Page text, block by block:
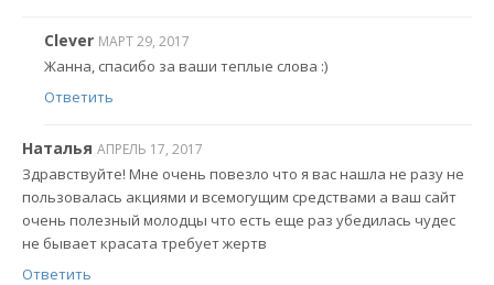
Clever МАРТ 29, 2017
Жанна, спасибо за ваши теплые слова :)
Ответить
Наталья АПРЕЛЬ 17, 2017
Здравствуйте! Мне очень повезло что я вас нашла не разу не
пользовалась акциями и всемогущим средствами а ваш сайт
очень полезный молодцы что есть еще раз убедилась чудес
не бывает красата требует жертв
Ответить